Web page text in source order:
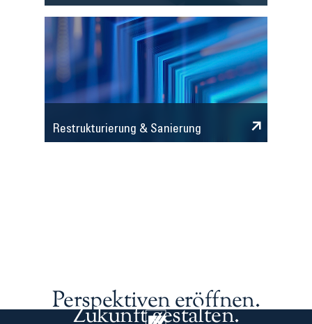
Restrukturierung & Sanierung
Perspektiven eröffnen.
Zukunft gestalten.